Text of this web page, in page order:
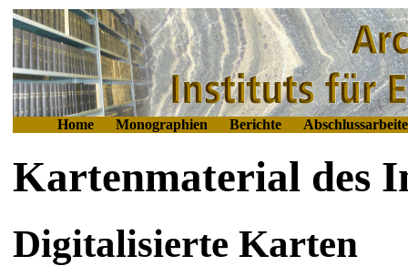
Home Monographien Berichte
Kartenmaterial des
Digitalisierte Karten